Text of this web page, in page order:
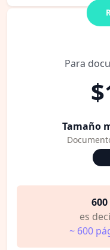
Para
Tamaño
es
~ 600